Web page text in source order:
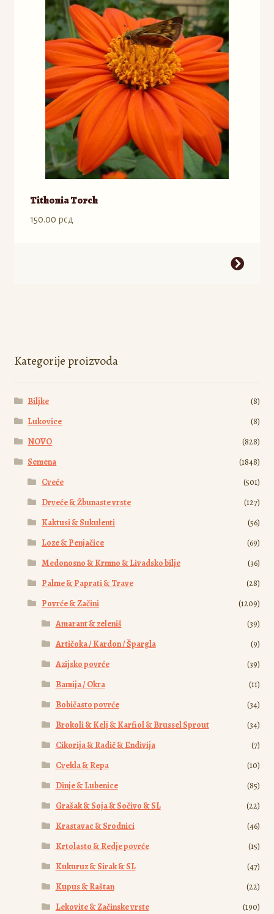
Opcije
mogu
izabrane
stranici
proizvoda.
Tithonia Torch
150.00 рсд
biti
na
stranici
Kategorije proizvoda
Biljke
(8)
Lukovice
(8)
NOVO
(828)
Semena
(1848)
Cveće
(501)
Drveće & Žbunaste vrste
(127)
Kaktusi & Sukulenti
(56)
Loze & Penjačice
(69)
Medonosno & Krmno & Livadsko bilje
(36)
Palme & Paprati & Trave
(28)
Povrće & Začini
(1209)
Amarant & zeleniš
(39)
Artičoka / Kardon / Špargla
(9)
Azijsko povrće
(39)
Bamija / Okra
(11)
Bobičasto povrće
(34)
Brokoli & Kelj & Karfiol & Brussel Sprout
(34)
Cikorija & Radič & Endivija
(7)
Cvekla & Repa
(10)
Dinje & Lubenice
(85)
Grašak & Soja & Sočivo & SL
(22)
Krastavac & Srodnici
(46)
Krtolasto & Redje povrće
(15)
Kukuruz & Sirak & SL
(47)
Kupus & Raštan
(22)
Lekovite & Začinske vrste
(190)